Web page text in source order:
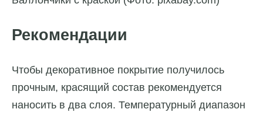
Рекомендации
Чтобы декоративное покрытие получилось
прочным, красящий состав рекомендуется
наносить в два слоя. Температурный диапазон